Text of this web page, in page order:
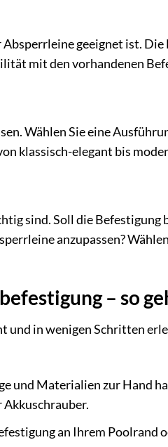
geeignet ist.
mit den vorhandenen
Wählen Sie eine
klassisch-elegant bis
sind. Soll die Befestigung
anzupassen?
– so
in wenigen Schritten
und Materialien zur Hand
Akkuschrauber.
an Ihrem Poolrand